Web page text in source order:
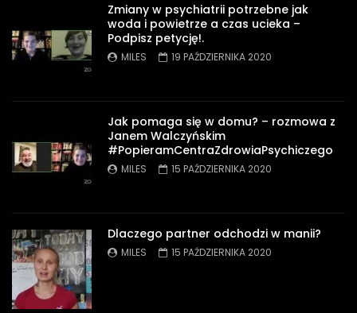
Zmiany w psychiatrii potrzebne jak
woda i powietrze a czas ucieka –
Podpisz petycję!.
MILES 19 PAŹDZIERNIKA 2020
Jak pomaga się w domu? – rozmowa z
Janem Walczyńskim
#PopieramCentraZdrowiaPsychiczego
MILES 15 PAŹDZIERNIKA 2020
Dlaczego partner odchodzi w manii?
MILES 15 PAŹDZIERNIKA 2020